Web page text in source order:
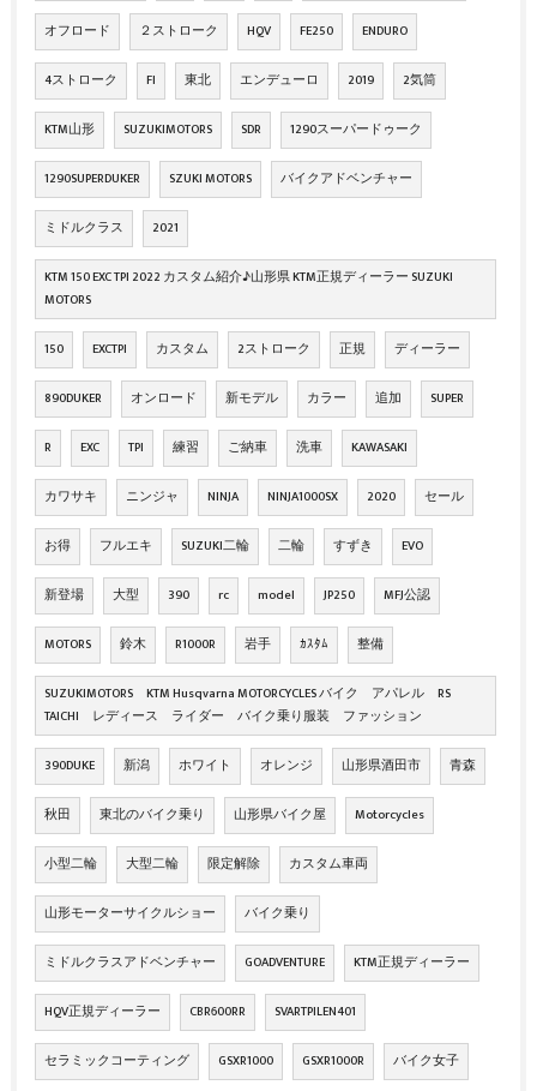
オフロード ２ストローク HQV FE250 ENDURO
4ストローク FI 東北 エンデューロ 2019 2気筒
KTM山形 SUZUKIMOTORS SDR 1290スーパードゥーク
1290SUPERDUKER SZUKI MOTORS バイクアドベンチャー
ミドルクラス 2021
KTM 150 EXC TPI 2022 カスタム紹介♪山形県 KTM正規ディーラー SUZUKI
MOTORS
150 EXCTPI カスタム 2ストローク 正規 ディーラー
890DUKER オンロード 新モデル カラー 追加 SUPER
R EXC TPI 練習 ご納車 洗車 KAWASAKI
カワサキ ニンジャ NINJA NINJA1000SX 2020 セール
お得 フルエキ SUZUKI二輪 二輪 すずき EVO
新登場 大型 390 rc model JP250 MFJ公認
MOTORS 鈴木 R1000R 岩手 ｶｽﾀﾑ 整備
SUZUKIMOTORS KTM Husqvarna MOTORCYCLES バイク アパレル RS
TAICHI レディース ライダー バイク乗り服装 ファッション
390DUKE 新潟 ホワイト オレンジ 山形県酒田市 青森
秋田 東北のバイク乗り 山形県バイク屋 Motorcycles
小型二輪 大型二輪 限定解除 カスタム車両
山形モーターサイクルショー バイク乗り
ミドルクラスアドベンチャー GOADVENTURE KTM正規ディーラー
HQV正規ディーラー CBR600RR SVARTPILEN401
セラミックコーティング GSXR1000 GSXR1000R バイク女子